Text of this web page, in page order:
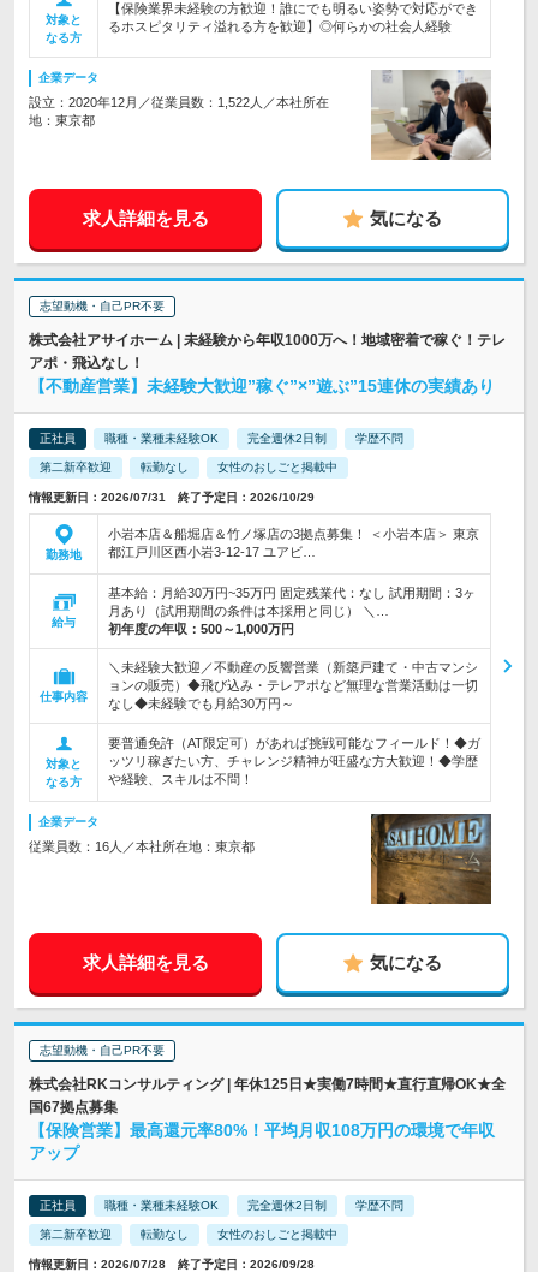
対象と
なる方
【保険業界未経験の方歓迎！誰にでも明るい姿勢で対応ができ
るホスピタリティ溢れる方を歓迎】◎何らかの社会人経験
企業データ
設立：2020年12月／従業員数：1,522人／本社所在
地：東京都
求人詳細を見る 気になる
志望動機・自己PR不要
株式会社アサイホーム | 未経験から年収1000万へ！地域密着で稼ぐ！テレ
アポ・飛込なし！
【不動産営業】未経験大歓迎”稼ぐ”×”遊ぶ”15連休の実績あり
正社員 職種・業種未経験OK 完全週休2日制 学歴不問
第二新卒歓迎 転勤なし 女性のおしごと掲載中
情報更新日：2026/07/31 終了予定日：2026/10/29
勤務地
小岩本店＆船堀店＆竹ノ塚店の3拠点募集！ ＜小岩本店＞ 東京
都江戸川区西小岩3-12-17 ユアビ…
給与
基本給：月給30万円~35万円 固定残業代：なし 試用期間：3ヶ
月あり（試用期間の条件は本採用と同じ） ＼…
初年度の年収： 500～1,000万円
仕事内容
＼未経験大歓迎／不動産の反響営業（新築戸建て・中古マンシ
ョンの販売）◆飛び込み・テレアポなど無理な営業活動は一切
なし◆未経験でも月給30万円～
対象と
なる方
要普通免許（AT限定可）があれば挑戦可能なフィールド！◆ガ
ッツリ稼ぎたい方、チャレンジ精神が旺盛な方大歓迎！◆学歴
や経験、スキルは不問！
企業データ
従業員数：16人／本社所在地：東京都
求人詳細を見る 気になる
志望動機・自己PR不要
株式会社RKコンサルティング | 年休125日★実働7時間★直行直帰OK★全
国67拠点募集
【保険営業】最高還元率80%！平均月収108万円の環境で年収
アップ
正社員 職種・業種未経験OK 完全週休2日制 学歴不問
第二新卒歓迎 転勤なし 女性のおしごと掲載中
情報更新日：2026/07/28 終了予定日：2026/09/28